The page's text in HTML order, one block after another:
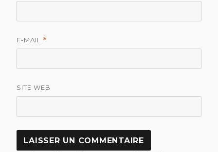
E-MAIL *
SITE WEB